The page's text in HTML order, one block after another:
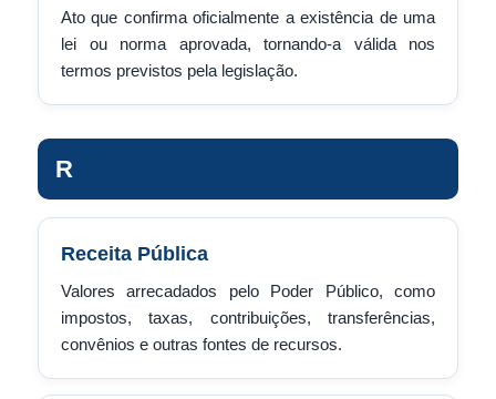
Ato que confirma oficialmente a existência de uma
lei ou norma aprovada, tornando-a válida nos
termos previstos pela legislação.
R
Receita Pública
Valores arrecadados pelo Poder Público, como
impostos, taxas, contribuições, transferências,
convênios e outras fontes de recursos.